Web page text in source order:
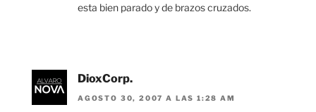
esta bien parado y de brazos cruzados.
DioxCorp.
AGOSTO 30, 2007 A LAS 1:28 AM